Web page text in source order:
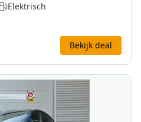
Elektrisch
Bekijk deal